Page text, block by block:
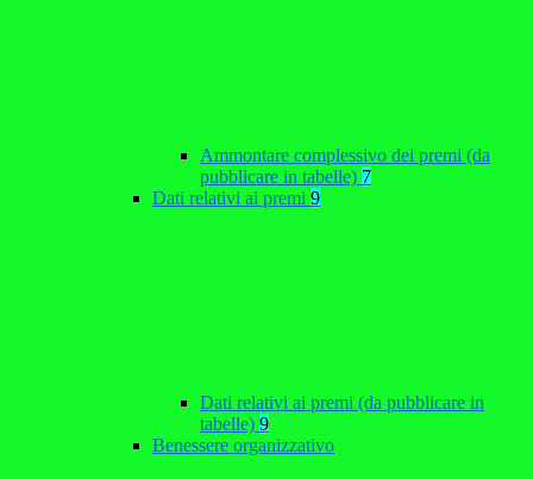
Ammontare complessivo dei premi (da
pubblicare in tabelle) 7
Dati relativi ai premi 9
Dati relativi ai premi (da pubblicare in
tabelle) 9
Benessere organizzativo